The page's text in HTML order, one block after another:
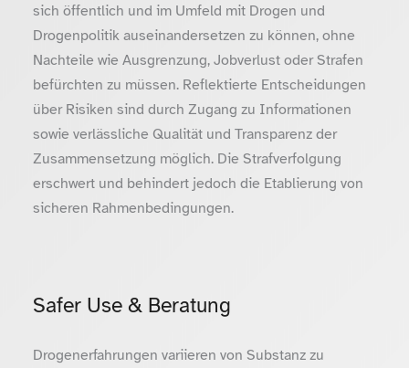
sich öffentlich und im Umfeld mit Drogen und
Drogenpolitik auseinandersetzen zu können, ohne
Nachteile wie Ausgrenzung, Jobverlust oder Strafen
befürchten zu müssen. Reflektierte Entscheidungen
über Risiken sind durch Zugang zu Informationen
sowie verlässliche Qualität und Transparenz der
Zusammensetzung möglich. Die Strafverfolgung
erschwert und behindert jedoch die Etablierung von
sicheren Rahmenbedingungen.
Safer Use & Beratung
Drogenerfahrungen variieren von Substanz zu